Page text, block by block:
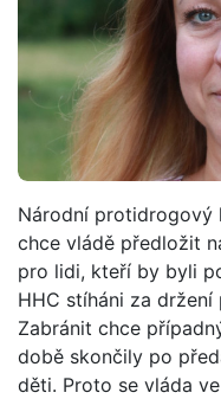
Národní protidrogový
chce vládě předložit
pro lidi, kteří by byli
HHC stíháni za
Zabránit chce
době skončily po
děti. Proto se vláda